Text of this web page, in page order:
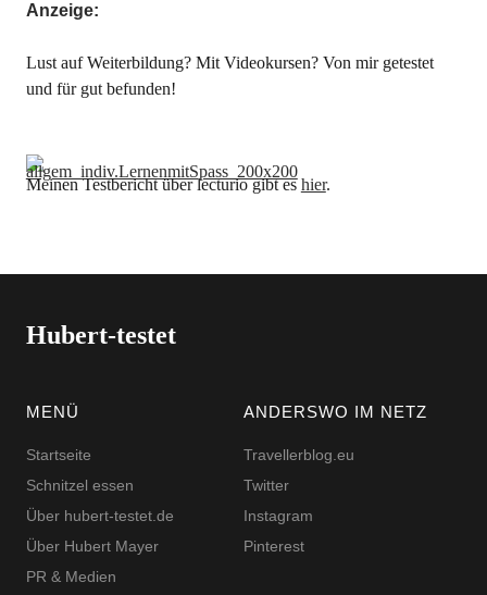
Anzeige:
Lust auf Weiterbildung? Mit Videokursen? Von mir getestet
und für gut befunden!
Meinen Testbericht über lecturio gibt eshier.
Hubert-testet
MENÜ
Startseite
Schnitzel essen
Über hubert-testet.de
Über Hubert Mayer
PR & Medien
ANDERSWO IM NETZ
Travellerblog.eu
Twitter
Instagram
Pinterest